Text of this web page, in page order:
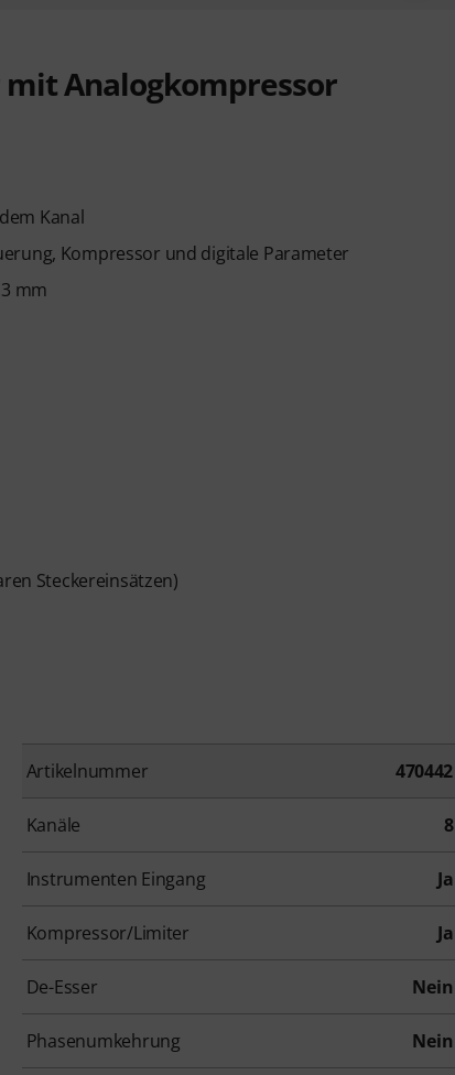
Analogkompressor
Kanal
Kompressor und digitale Parameter
mm
Steckereinsätzen)
Artikelnummer 470442
Kanäle 8
Instrumenten Eingang Ja
Kompressor/Limiter Ja
De-Esser Nein
Phasenumkehrung Nein